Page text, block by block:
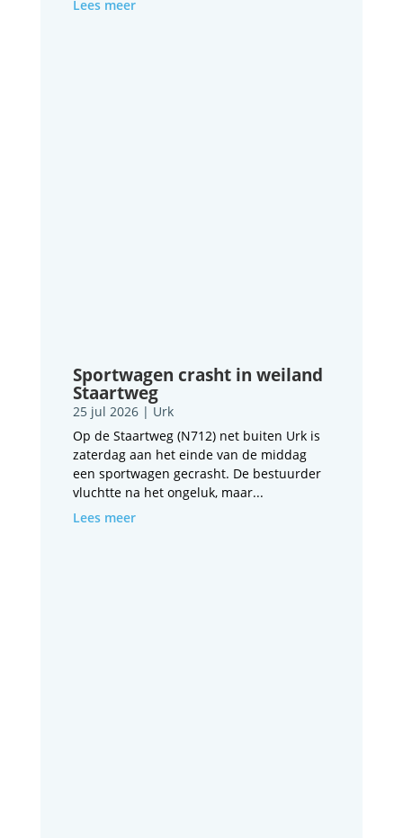
Lees meer
Sportwagen crasht in weiland
Staartweg
25 jul 2026| Urk
Op de Staartweg (N712) net buiten Urk is
zaterdag aan het einde van de middag
een sportwagen gecrasht. De bestuurder
vluchtte na het ongeluk, maar...
Lees meer